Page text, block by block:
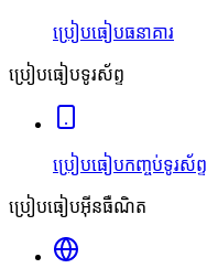
ប្រៀបធៀបធនាគារ
ប្រៀបធៀបទូរស័ព្ទ
ប្រៀបធៀបកញ្ចប់ទូរស័ព្ទ
ប្រៀបធៀបអ៊ីនធឺណិត